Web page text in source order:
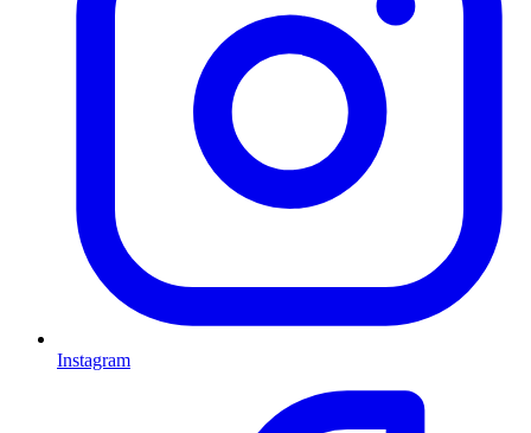
Instagram